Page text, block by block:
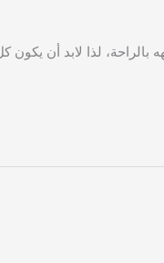
لذا لابد أن يكون